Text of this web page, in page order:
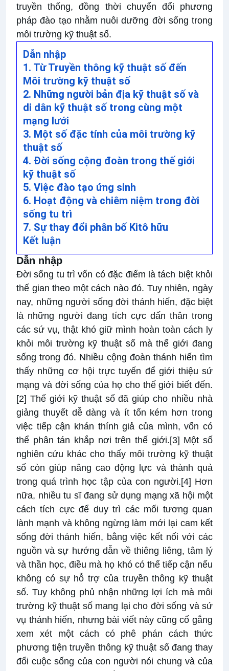
truyền thống, đồng thời chuyển đổi phương
pháp đào tạo nhằm nuôi dưỡng đời sống trong
môi trường kỹ thuật số.
Dẫn nhập
1. Từ Truyền thông kỹ thuật số đến
Môi trường kỹ thuật số
2. Những người bản địa kỹ thuật số và
di dân kỹ thuật số trong cùng một
mạng lưới
3. Một số đặc tính của môi trường kỹ
thuật số
4. Đời sống cộng đoàn trong thế giới
kỹ thuật số
5. Việc đào tạo ứng sinh
6. Hoạt động và chiêm niệm trong đời
sống tu trì
7. Sự thay đổi phân bố Kitô hữu
Kết luận
Dẫn nhập
Đời sống tu trì vốn có đặc điểm là tách biệt khỏi
thế gian theo một cách nào đó. Tuy nhiên, ngày
nay, những người sống đời thánh hiến, đặc biệt
là những người đang tích cực dấn thân trong
các sứ vụ, thật khó giữ mình hoàn toàn cách ly
khỏi môi trường kỹ thuật số mà thế giới đang
sống trong đó. Nhiều cộng đoàn thánh hiến tìm
thấy những cơ hội trực tuyến để giới thiệu sứ
mạng và đời sống của họ cho thế giới biết đến.
[2] Thế giới kỹ thuật số đã giúp cho nhiều nhà
giảng thuyết dễ dàng và ít tốn kém hơn trong
việc tiếp cận khán thính giả của mình, vốn có
thể phân tán khắp nơi trên thế giới.[3] Một số
nghiên cứu khác cho thấy môi trường kỹ thuật
số còn giúp nâng cao động lực và thành quả
trong quá trình học tập của con người.[4] Hơn
nữa, nhiều tu sĩ đang sử dụng mạng xã hội một
cách tích cực để duy trì các mối tương quan
lành mạnh và không ngừng làm mới lại cam kết
sống đời thánh hiến, bằng việc kết nối với các
nguồn và sự hướng dẫn về thiêng liêng, tâm lý
và thần học, điều mà họ khó có thể tiếp cận nếu
không có sự hỗ trợ của truyền thông kỹ thuật
số. Tuy không phủ nhận những lợi ích mà môi
trường kỹ thuật số mang lại cho đời sống và sứ
vụ thánh hiến, nhưng bài viết này cũng cố gắng
xem xét một cách có phê phán cách thức
phương tiện truyền thông kỹ thuật số đang thay
đổi cuộc sống của con người nói chung và của